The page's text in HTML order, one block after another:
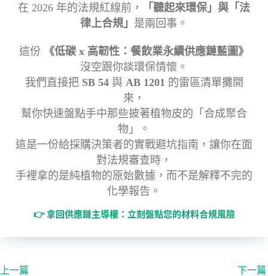
在 2026 年的法規紅線前，
「聽起來環保」與「法
律上合規」 是兩回事。
這份
《低碳 x 高韌性：餐飲業永續供應鏈藍圖》
沒空跟你談環保情懷。
我們直接把SB 54與 AB 1201 的雷區清單攤開
來，
幫你快速盤點手中那些披著植物皮的「合成聚合
物」。
這是一份給採購決策者的實戰避坑指南，讓你在面
對法規審查時，
手裡拿的是純植物的原始數據，而不是解釋不完的
化學報告。
👉 拿回供應鏈主導權：立刻盤點您的材料合規風險
上一篇
下一篇